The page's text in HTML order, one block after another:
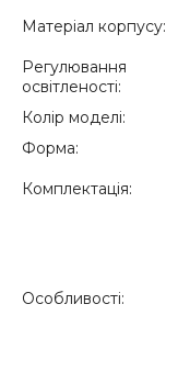
Матеріал корпусу:
Регулювання
освітленості:
Колір моделі:
Форма:
Комплектація:
Особливості: